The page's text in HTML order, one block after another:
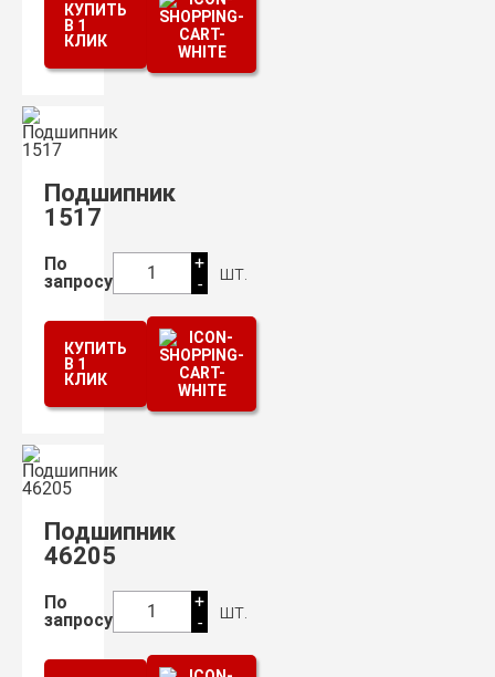
КУПИТЬ
В 1
КЛИК
Подшипник
1517
По
запросу
1
+
-
шт.
КУПИТЬ
В 1
КЛИК
Подшипник
46205
По
запросу
1
+
-
шт.